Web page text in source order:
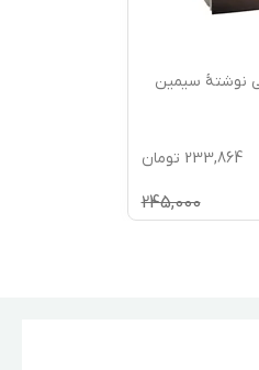
نوشتۀ سیمین
233,864 تومان
245,000